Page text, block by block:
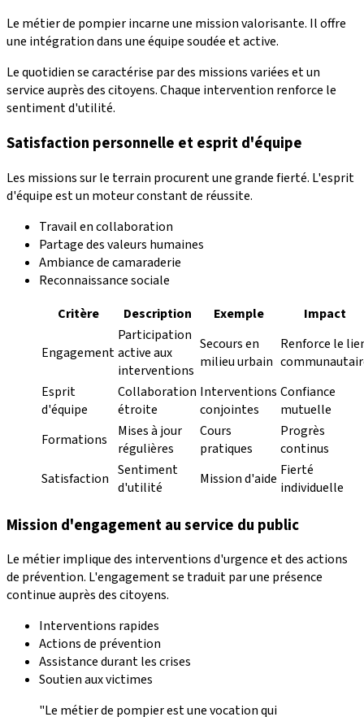
Le métier de pompier incarne une mission valorisante. Il offre
une intégration dans une équipe soudée et active.
Le quotidien se caractérise par des missions variées et un
service auprès des citoyens. Chaque intervention renforce le
sentiment d'utilité.
Satisfaction personnelle et esprit d'équipe
Les missions sur le terrain procurent une grande fierté. L'esprit
d'équipe est un moteur constant de réussite.
Travail en collaboration
Partage des valeurs humaines
Ambiance de camaraderie
Reconnaissance sociale
Critère
Description Exemple Impact
Engagement
Participation
active aux
interventions
Secours en
milieu urbain
Renforce le
Esprit
d'équipe
Collaboration
étroite
Interventions
conjointes
Confiance
mutuelle
Formations
Mises à jour
régulières
Cours
pratiques
Progrès
continus
Satisfaction Sentiment
d'utilité
Mission d'aide Fierté
individuelle
Mission d'engagement au service du public
Le métier implique des interventions d'urgence et des actions
de prévention. L'engagement se traduit par une présence
continue auprès des citoyens.
Interventions rapides
Actions de prévention
Assistance durant les crises
Soutien aux victimes
"Le métier de pompier est une vocation qui